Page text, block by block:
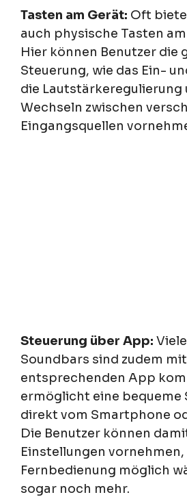
Tasten am Gerät: Oft
auch physische Tasten
Hier können Benutzer die
Steuerung, wie das Ein-
die Lautstärkeregulierung
Wechseln zwischen
Eingangsquellen
Steuerung über App:
Soundbars sind zudem
entsprechenden App
ermöglicht eine bequeme
direkt vom Smartphone
Die Benutzer können
Einstellungen vornehmen,
Fernbedienung möglich
sogar noch mehr.